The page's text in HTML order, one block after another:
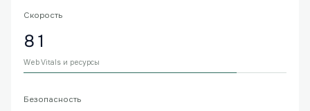
Скорость
81
Web Vitals и ресурсы
Безопасность